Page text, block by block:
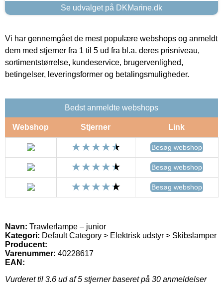
Se udvalget på DKMarine.dk
Vi har gennemgået de mest populære webshops og anmeldt
dem med stjerner fra 1 til 5 ud fra bl.a. deres prisniveau,
sortimentstørrelse, kundeservice, brugervenlighed,
betingelser, leveringsformer og betalingsmuligheder.
Bedst anmeldte webshops
Webshop Stjerner Link
Besøg webshop
Besøg webshop
Besøg webshop
Navn: Trawlerlampe – junior
Kategori: Default Category > Elektrisk udstyr > Skibslamper
Producent:
Varenummer: 40228617
EAN:
Vurderet til 3.6 ud af 5 stjerner baseret på 30 anmeldelser